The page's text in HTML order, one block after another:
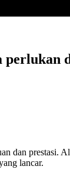
perlukan
dan prestasi.
lancar.